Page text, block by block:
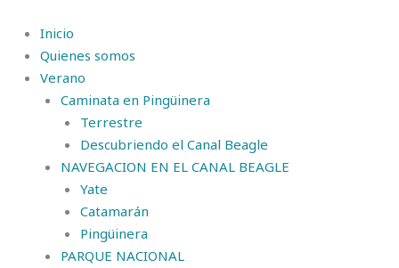
contenido
Inicio
Quienes somos
Verano
Caminata en Pingüinera
Terrestre
Descubriendo el Canal Beagle
NAVEGACION EN EL CANAL BEAGLE
Yate
Catamarán
Pingüinera
PARQUE NACIONAL